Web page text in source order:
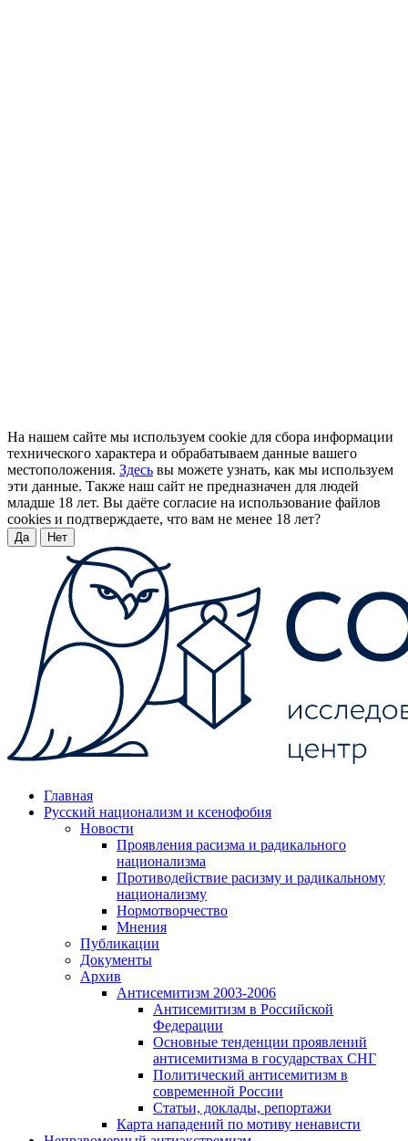
На нашем сайте мы используем cookie для сбора информации
технического характера и обрабатываем данные вашего
местоположения. Здесь вы можете узнать, как мы используем
эти данные. Также наш сайт не предназначен для людей
младше 18 лет. Вы даёте согласие на использование файлов
cookies и подтверждаете, что вам не менее 18 лет?
Да Нет
Главная
Русский национализм и ксенофобия
Новости
Проявления расизма и радикального
национализма
Противодействие расизму и радикальному
национализму
Нормотворчество
Мнения
Публикации
Документы
Архив
Антисемитизм 2003-2006
Антисемитизм в Российской
Федерации
Основные тенденции проявлений
антисемитизма в государствах СНГ
Политический антисемитизм в
современной России
Статьи, доклады, репортажи
Карта нападений по мотиву ненависти